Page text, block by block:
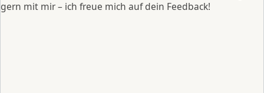
gern mit mir – ich freue mich auf dein Feedback!